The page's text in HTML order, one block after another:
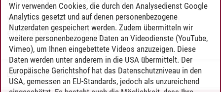
Wenn ihr mehr über unsere Blog-Redaktion
erfahren wollt, klickt hier.
Leonie Schmitt/18.06.2024
Wir verwenden Cookies, die durch den Analysedienst Google
Analytics gesetzt und auf denen personenbezogene
Nutzerdaten gespeichert werden. Zudem übermitteln wir
weitere personenbezogene Daten an Videodienste (YouTube,
Vimeo), um Ihnen eingebettete Videos anzuzeigen. Diese
Daten werden unter anderem in die USA übermittelt. Der
Europäische Gerichtshof hat das Datenschutzniveau in den
USA, gemessen an EU-Standards, jedoch als unzureichend